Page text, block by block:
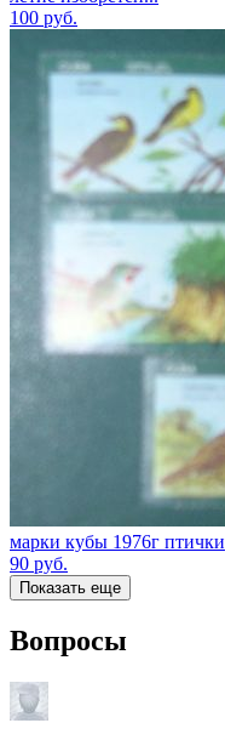
100 руб.
марки кубы 1976г птички
90 руб.
Показать еще
Вопросы